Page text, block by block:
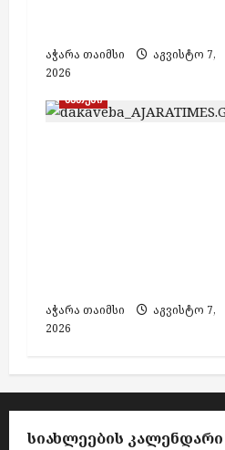
აჭარა თაიმსი
აგვისტო 7,
2026
ბათუმი
აჭარა თაიმსი
აგვისტო 7,
2026
ᲡᲘᲐᲮᲚᲔᲔᲑᲘᲡ ᲙᲐᲚᲔᲜᲓᲐᲠᲘ